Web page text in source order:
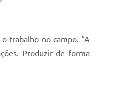
trabalho no campo. “A
Produzir de forma